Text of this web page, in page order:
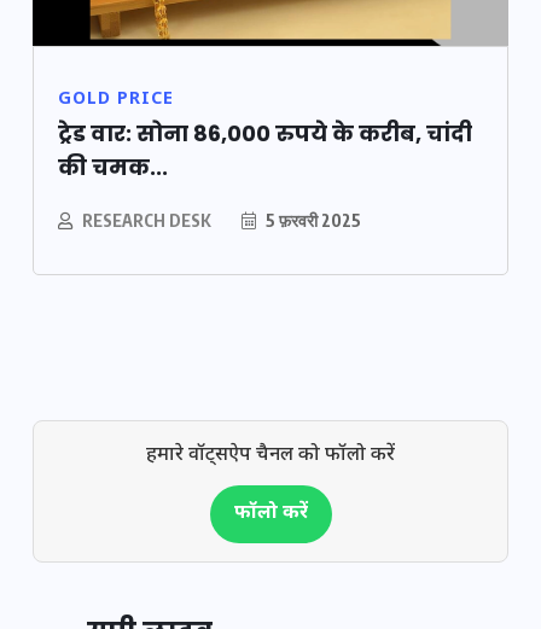
GOLD PRICE
ट्रेड वार: सोना 86,000 रुपये के करीब, चांदी
की चमक...
RESEARCH DESK 5 फ़रवरी 2025
हमारे वॉट्सऐप चैनल को फॉलो करें
फॉलो करें